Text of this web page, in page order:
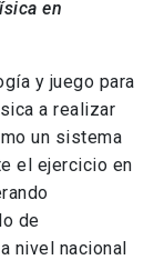
en
y juego para
a realizar
un sistema
el ejercicio en
de
nivel nacional